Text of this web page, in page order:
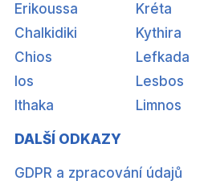
Erikoussa
Chalkidiki
Chios
Ios
Ithaka
Kréta
Kythira
Lefkada
Lesbos
Limnos
DALŠÍ ODKAZY
GDPR a zpracování údajů